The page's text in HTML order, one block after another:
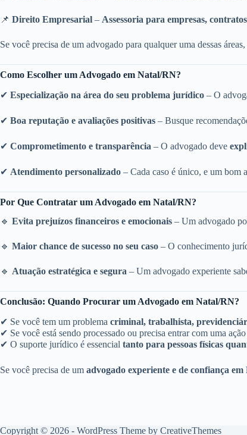
📌 Direito Empresarial – Assessoria para empresas,
Se você precisa de um advogado para qualquer uma dessas
Como Escolher um Advogado em Natal/RN?
✔ Especialização na área do seu problema jurídico – O
✔ Boa reputação e avaliações positivas – Busque
✔ Comprometimento e transparência – O advogado deve
✔ Atendimento personalizado – Cada caso é único, e um bom
Por Que Contratar um Advogado em Natal/RN?
🔹 Evita prejuízos financeiros e emocionais – Um advogado
🔹 Maior chance de sucesso no seu caso – O conhecimento
🔹 Atuação estratégica e segura – Um advogado experiente
Conclusão: Quando Procurar um Advogado em Natal/RN?
✔ Se você tem um problema criminal, trabalhista,
✔ Se você está sendo processado ou precisa entrar com uma
✔ O suporte jurídico é essencial tanto para pessoas físicas
Se você precisa de um advogado experiente e de confiança
Copyright © 2026 - WordPress Theme by CreativeThemes